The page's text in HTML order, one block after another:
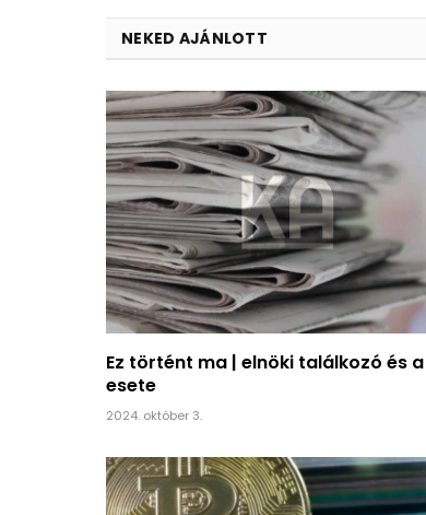
NEKED AJÁNLOTT
Ez történt ma | elnöki találkozó és
esete
2024. október 3.